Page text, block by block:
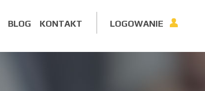
LOGOWANIE
BLOG KONTAKT